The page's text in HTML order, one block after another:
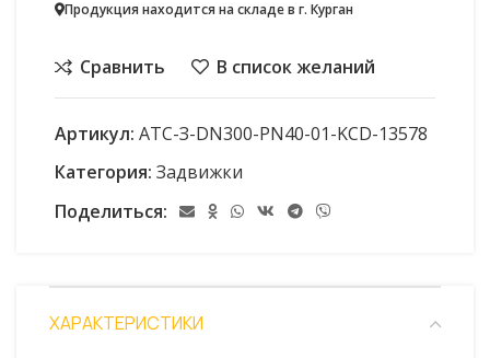
Продукция находится на складе в г. Курган
Сравнить В список желаний
Артикул: АТС-З-DN300-PN40-01-KСD-13578
Категория: Задвижки
Поделиться:
ХАРАКТЕРИСТИКИ